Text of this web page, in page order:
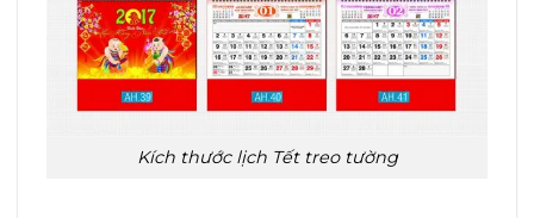
Kích thước lịch Tết treo tường